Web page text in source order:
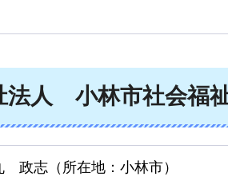
法人 小林市社会福
政志（所在地：小林市）